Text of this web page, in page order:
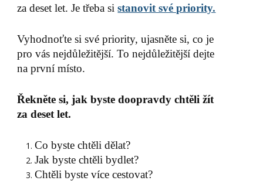
za deset let. Je třeba sistanovit své priority.
Vyhodnoťte si své priority, ujasněte si, co je
pro vás nejdůležitější. To nejdůležitější dejte
na první místo.
Řekněte si, jak byste doopravdy chtěli žít
za deset let.
Co byste chtěli dělat?
Jak byste chtěli bydlet?
Chtěli byste více cestovat?